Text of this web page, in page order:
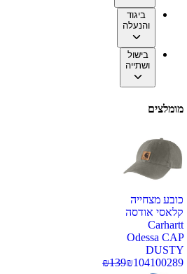
ביגוד
והנעלה
בישול
ושתייה
מומלצים
כובע מצחייה
קלאסי אודסה
Carhartt
Odessa CAP
DUSTY
100289
₪104
₪139